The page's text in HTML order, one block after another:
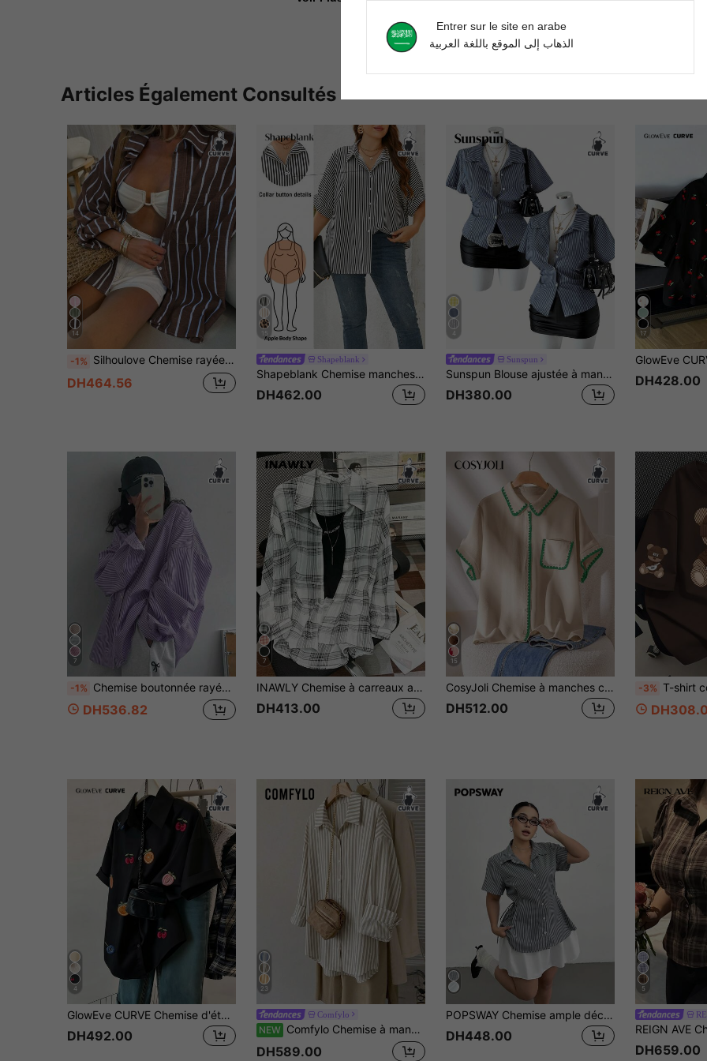
Articles Également Consultés
14
-1% Silhoulove Chemise rayée décontractée pour femmes grande taille
DH464.56
15
Shapeblank
Shapeblank Chemise manches chauve-souris à rayures imprimées, été
DH462.00
4
Sunspun
Sunspun Blouse ajustée à manches courtes avec imprimé rayé pour femmes grandes tailles, style décontracté pour le bureau et les trajets, bleu et blanc, Girlism, pour les sorties nocturnes et les clubs
DH380.00
17
DH428.00
7
-1% Chemise boutonnée rayée pour femmes grandes tailles, manches longues à épaules tombantes, en tissu tissé
DH536.82
7
INAWLY Chemise à carreaux ample avec épaules tombantes, ourlet incurvé et imprimé, style décontracté universitaire, tailles grandes pour femmes
DH413.00
15
CosyJoli Chemise à manches courtes avec boutons devant, poches et bordures contrastées, taille grande
DH512.00
-3% T-shirt col rond imprimé ours pour femmes, style décontracté d'été grande taille, manches courtes à la mode. Convient pour les vacances d'été, la plage, les voyages;
4
GlowEve CURVE Chemise d'été décontractée grande taille avec broderie de fruits
DH492.00
23
Comfylo
NEW Comfylo Chemise à manches longues en tissu rayé décontractée pour femmes grande taille, convenant pour le printemps et l'automne
DH589.00
POPSWAY Chemise ample décontractée à taille cintrée avec manches courtes et rayures pour femmes en grande taille
DH448.00
5
DH659.00
Entrer sur le site en arabe
الذهاب إلى الموقع باللغة العربية